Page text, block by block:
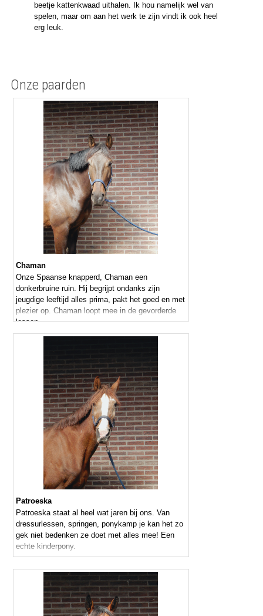
beetje kattenkwaad uithalen. Ik hou namelijk wel van
spelen, maar om aan het werk te zijn vindt ik ook heel
erg leuk.
Onze paarden
Chaman
Onze Spaanse knapperd, Chaman een
donkerbruine ruin. Hij begrijpt ondanks zijn
jeugdige leeftijd alles prima, pakt het goed en met
plezier op. Chaman loopt mee in de gevorderde
lessen
Patroeska
Patroeska staat al heel wat jaren bij ons. Van
dressurlessen, springen, ponykamp je kan het zo
gek niet bedenken ze doet met alles mee! Een
echte kinderpony.